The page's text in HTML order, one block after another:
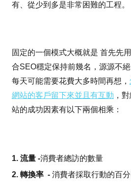
有、從少到多是非常困難的工程。
固定的一個模式大概就是 首先先
合SEO穩定保持前幾名，源源不
每天可能需要花費大多時間再想，
網站的客戶留下來並且有互動 ，
站的成功因素有以下兩個相乘：
1. 流量 -消費者總訪的數量
2. 轉換率 - 消費者採取行動的百